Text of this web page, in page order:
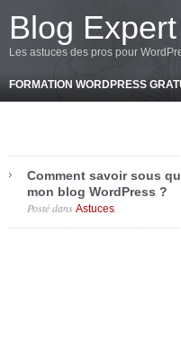
Blog Expert
Les astuces des pros pour
FORMATION WORDPRESS
Comment savoir sous
mon blog WordPress ?
Posté dans Astuces